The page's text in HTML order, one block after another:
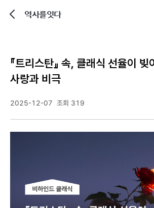
역사를잇다
『트리스탄』 속, 클래식 선율이
사랑과 비극
2025-12-07 조회 319